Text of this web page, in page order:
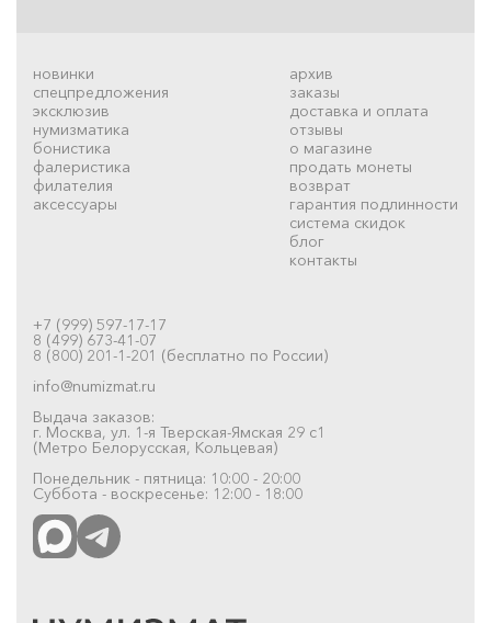
новинки
спецпредложения
эксклюзив
нумизматика
бонистика
фалеристика
филателия
аксессуары
архив
заказы
доставка и оплата
отзывы
о магазине
продать монеты
возврат
гарантия подлинности
система скидок
блог
контакты
+7 (999) 597-17-17
8 (499) 673-41-07
8 (800) 201-1-201 (бесплатно по России)
info@numizmat.ru
Выдача заказов:
г. Москва, ул. 1-я Тверская-Ямская 29 с1
(Метро Белорусская, Кольцевая)
Понедельник - пятница: 10:00 - 20:00
Суббота - воскресенье: 12:00 - 18:00